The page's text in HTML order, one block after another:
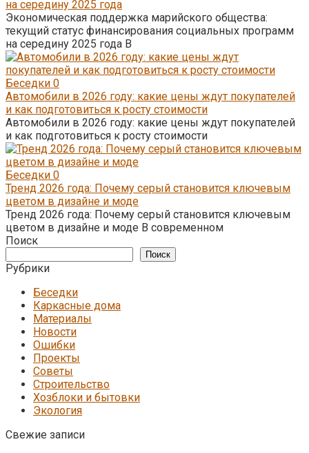
на середину 2025 года
Экономическая поддержка марийского общества:
текущий статус финансирования социальных программ
на середину 2025 года В
Беседки 0
Автомобили в 2026 году: какие цены ждут покупателей
и как подготовиться к росту стоимости
Автомобили в 2026 году: какие цены ждут покупателей
и как подготовиться к росту стоимости
Беседки 0
Тренд 2026 года: Почему серый становится ключевым
цветом в дизайне и моде
Тренд 2026 года: Почему серый становится ключевым
цветом в дизайне и моде В современном
Поиск
Поиск
Рубрики
Беседки
Каркасные дома
Материалы
Новости
Ошибки
Проекты
Советы
Строительство
Хозблоки и бытовки
Экология
Свежие записи